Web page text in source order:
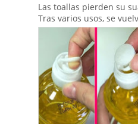
Las toallas pierden su
Tras varios usos, se